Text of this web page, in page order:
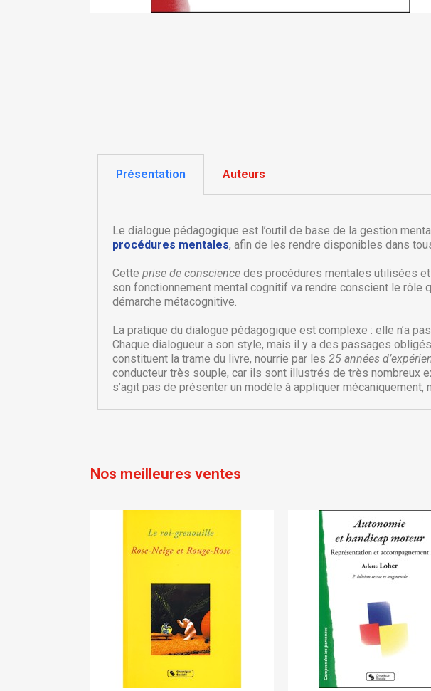
Ajouter à ma
add_circle_outline Créer une nouvelle
Créer une liste
Nom de la liste d'envies
Connexion
Vous devez être
d'envies.
Présentation Auteurs
Le dialogue pédagogique est l’outil de base de la gestion
procédures mentales, afin de les rendre disponibles dans
Cette prise de conscience des procédures mentales utilisées
son fonctionnement mental cognitif va rendre conscient le rôle
démarche métacognitive.
La pratique du dialogue pédagogique est complexe : elle n’a
Chaque dialogueur a son style, mais il y a des passages
constituent la trame du livre, nourrie par les 25 années
conducteur très souple, car ils sont illustrés de très nombreux
s’agit pas de présenter un modèle à appliquer mécaniquement,
Nos meilleures ventes